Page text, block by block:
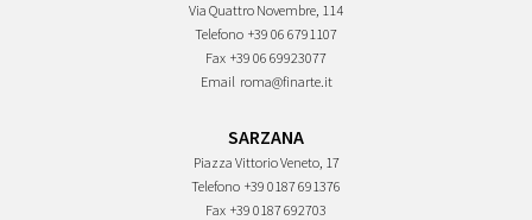
Via Quattro Novembre, 114
Telefono +39 06 6791107
Fax +39 06 69923077
Email roma@finarte.it
SARZANA
Piazza Vittorio Veneto, 17
Telefono +39 0187 691376
Fax +39 0187 692703